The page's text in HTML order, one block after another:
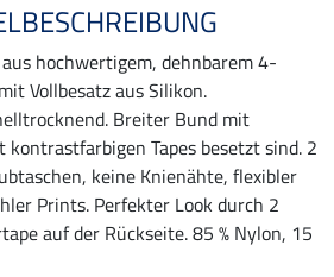
hochwertigem, dehnbarem 4-
Vollbesatz aus Silikon.
Breiter Bund mit
Tapes besetzt sind. 2
keine Knienähte, flexibler
Prints. Perfekter Look durch 2
auf der Rückseite. 85 % Nylon, 15